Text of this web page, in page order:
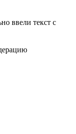
ввели текст с